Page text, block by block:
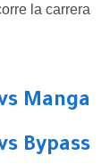
la carrera.
Manga
vs Bypass